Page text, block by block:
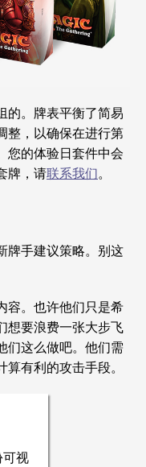
的。牌表平衡了简易
整，以确保在进行第
您的体验日套件中会
牌，请联系我们。
牌手建议策略。别这
容。也许他们只是希
想要浪费一张大步飞
们这么做吧。他们需
有利的攻击手段。
视